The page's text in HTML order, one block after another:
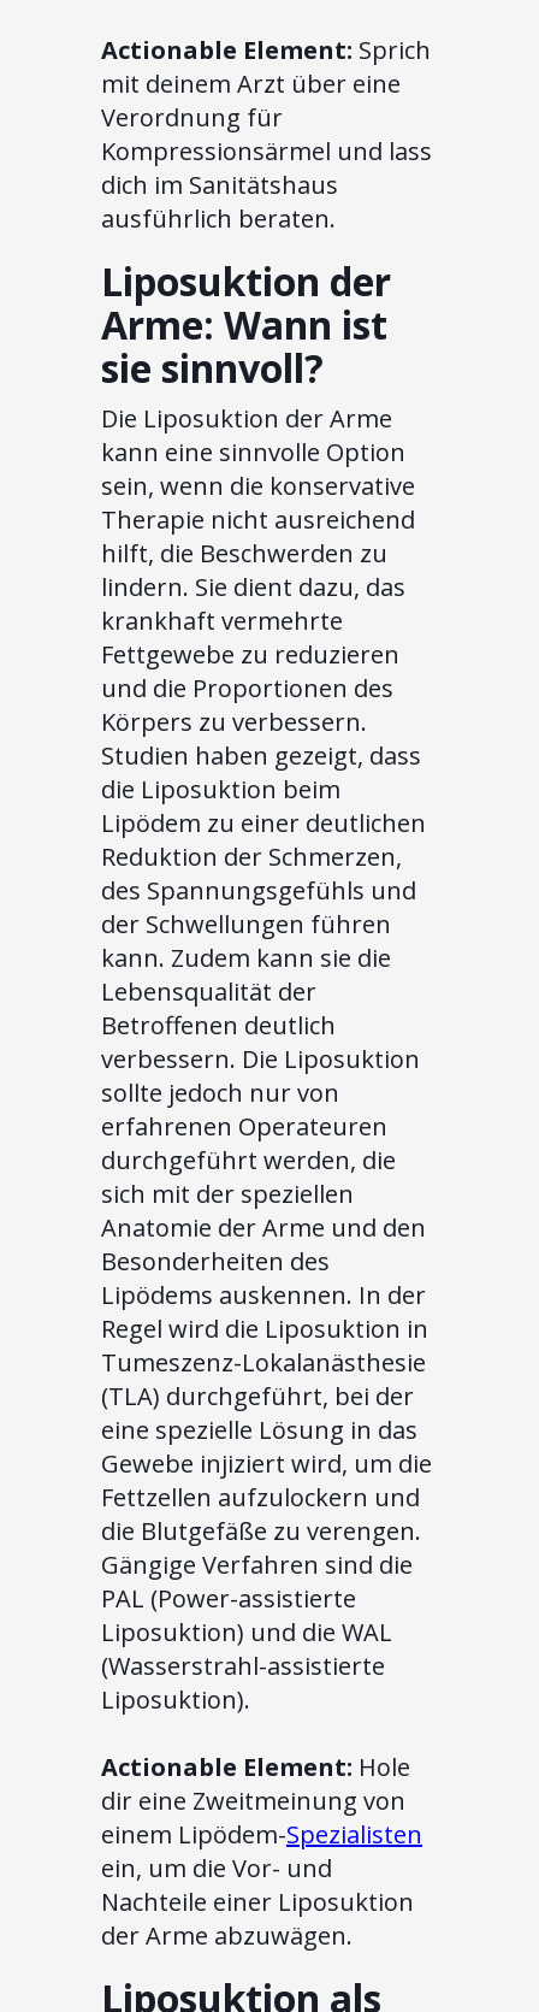
Actionable Element: Sprich
mit deinem Arzt über eine
Verordnung für
Kompressionsärmel und lass
dich im Sanitätshaus
ausführlich beraten.
Liposuktion der
Arme: Wann ist
sie sinnvoll?
Die Liposuktion der Arme
kann eine sinnvolle Option
sein, wenn die konservative
Therapie nicht ausreichend
hilft, die Beschwerden zu
lindern. Sie dient dazu, das
krankhaft vermehrte
Fettgewebe zu reduzieren
und die Proportionen des
Körpers zu verbessern.
Studien haben gezeigt, dass
die Liposuktion beim
Lipödem zu einer deutlichen
Reduktion der Schmerzen,
des Spannungsgefühls und
der Schwellungen führen
kann. Zudem kann sie die
Lebensqualität der
Betroffenen deutlich
verbessern. Die Liposuktion
sollte jedoch nur von
erfahrenen Operateuren
durchgeführt werden, die
sich mit der speziellen
Anatomie der Arme und den
Besonderheiten des
Lipödems auskennen. In der
Regel wird die Liposuktion in
Tumeszenz-Lokalanästhesie
(TLA) durchgeführt, bei der
eine spezielle Lösung in das
Gewebe injiziert wird, um die
Fettzellen aufzulockern und
die Blutgefäße zu verengen.
Gängige Verfahren sind die
PAL (Power-assistierte
Liposuktion) und die WAL
(Wasserstrahl-assistierte
Liposuktion).
Actionable Element: Hole
dir eine Zweitmeinung von
einem Lipödem-Spezialisten
ein, um die Vor- und
Nachteile einer Liposuktion
der Arme abzuwägen.
Liposuktion als